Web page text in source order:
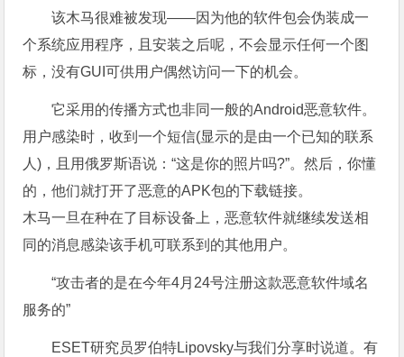
该木马很难被发现——因为他的软件包会伪装成一
个系统应用程序，且安装之后呢，不会显示任何一个图
标，没有GUI可供用户偶然访问一下的机会。
它采用的传播方式也非同一般的Android恶意软件。
用户感染时，收到一个短信(显示的是由一个已知的联系
人)，且用俄罗斯语说：“这是你的照片吗?”。然后，你懂
的，他们就打开了恶意的APK包的下载链接。
木马一旦在种在了目标设备上，恶意软件就继续发送相
同的消息感染该手机可联系到的其他用户。
“攻击者的是在今年4月24号注册这款恶意软件域名
服务的”
ESET研究员罗伯特Lipovsky与我们分享时说道。有